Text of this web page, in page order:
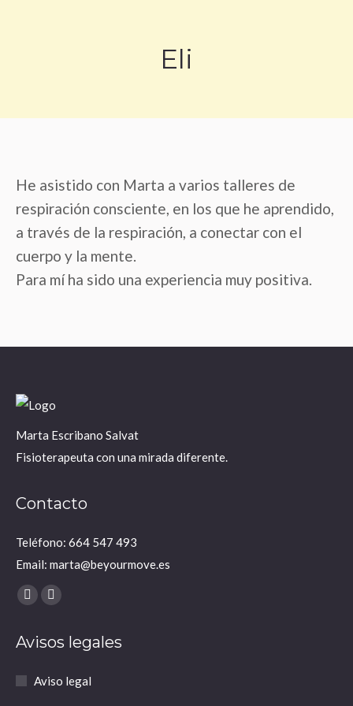
Eli
He asistido con Marta a varios talleres de
respiración consciente, en los que he aprendido,
a través de la respiración, a conectar con el
cuerpo y la mente.
Para mí ha sido una experiencia muy positiva.
Marta Escribano Salvat
Fisioterapeuta con una mirada diferente.
Contacto
Teléfono: 664 547 493
Email: marta@beyourmove.es
Encuéntranos en:
YouTube
opens
new
Instagram
opens
new
Avisos legales
Aviso legal